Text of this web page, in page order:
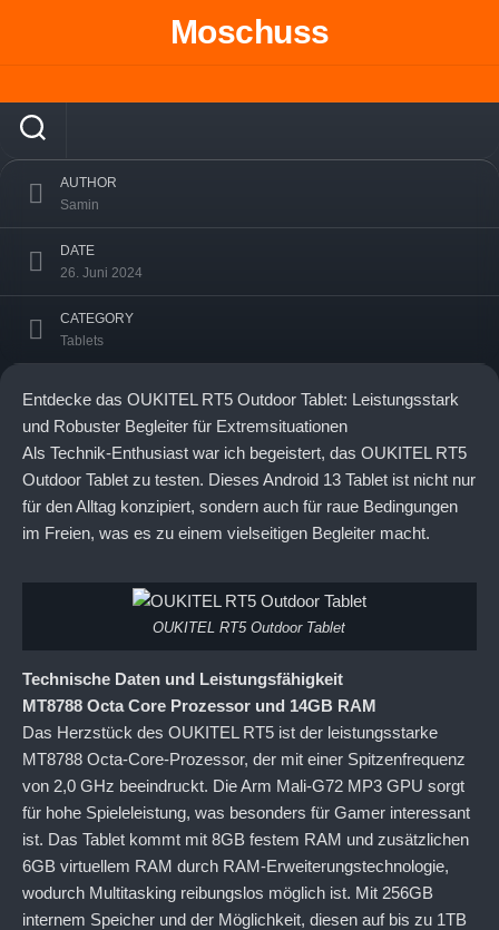
Moschuss
AUTHOR
Samin
DATE
26. Juni 2024
CATEGORY
Tablets
Entdecke das OUKITEL RT5 Outdoor Tablet: Leistungsstark
und Robuster Begleiter für Extremsituationen
Als Technik-Enthusiast war ich begeistert, das OUKITEL RT5
Outdoor Tablet zu testen. Dieses Android 13 Tablet ist nicht nur
für den Alltag konzipiert, sondern auch für raue Bedingungen
im Freien, was es zu einem vielseitigen Begleiter macht.
OUKITEL RT5 Outdoor Tablet
Technische Daten und Leistungsfähigkeit
MT8788 Octa Core Prozessor und 14GB RAM
Das Herzstück des OUKITEL RT5 ist der leistungsstarke
MT8788 Octa-Core-Prozessor, der mit einer Spitzenfrequenz
von 2,0 GHz beeindruckt. Die Arm Mali-G72 MP3 GPU sorgt
für hohe Spieleleistung, was besonders für Gamer interessant
ist. Das Tablet kommt mit 8GB festem RAM und zusätzlichen
6GB virtuellem RAM durch RAM-Erweiterungstechnologie,
wodurch Multitasking reibungslos möglich ist. Mit 256GB
internem Speicher und der Möglichkeit, diesen auf bis zu 1TB